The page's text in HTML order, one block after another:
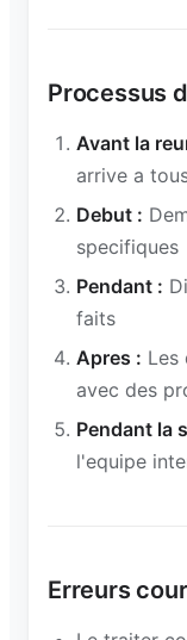
Processus
Avant la
arrive a
Debut :
specifiques
Pendant :
faits
Apres : Les
avec des
Pendant la
l'equipe
Erreurs